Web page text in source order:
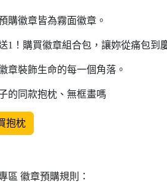
購徽章皆為霧面徽章。
1！購買徽章組合包，讓妳從痛包到
章裝飾生命的每一個角落。
的同款抱枕、無框畫嗎
抱枕
區 徽章預購規則：